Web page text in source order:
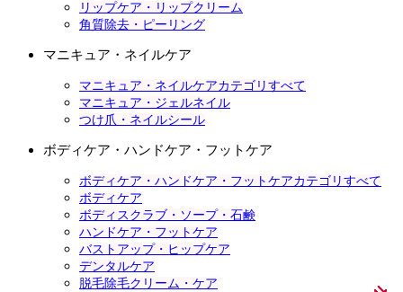
リップケア・リップクリーム
角質除去・ピーリング
マニキュア・ネイルケア
マニキュア・ネイルケアカテゴリすべて
マニキュア・ジェルネイル
つけ爪・ネイルシール
ボディケア・ハンドケア・フットケア
ボディケア・ハンドケア・フットケアカテゴリすべて
ボディケア
ボディスクラブ・ソープ・石鹸
ハンドケア・フットケア
バストアップ・ヒップケア
デンタルケア
脱毛除毛クリーム・ケア